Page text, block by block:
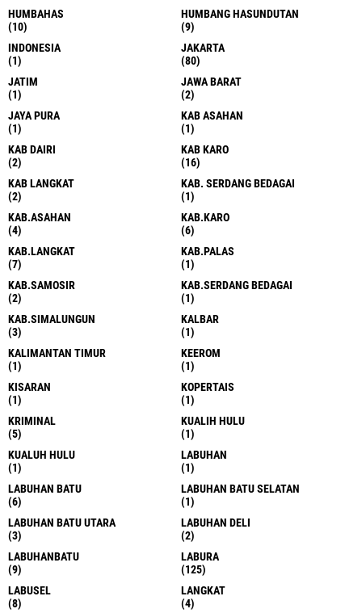
HUMBAHAS
(10)
HUMBANG HASUNDUTAN
(9)
INDONESIA
(1)
JAKARTA
(80)
JATIM
(1)
JAWA BARAT
(2)
JAYA PURA
(1)
KAB ASAHAN
(1)
KAB DAIRI
(2)
KAB KARO
(16)
KAB LANGKAT
(2)
KAB. SERDANG BEDAGAI
(1)
KAB.ASAHAN
(4)
KAB.KARO
(6)
KAB.LANGKAT
(7)
KAB.PALAS
(1)
KAB.SAMOSIR
(2)
KAB.SERDANG BEDAGAI
(1)
KAB.SIMALUNGUN
(3)
KALBAR
(1)
KALIMANTAN TIMUR
(1)
KEEROM
(1)
KISARAN
(1)
KOPERTAIS
(1)
KRIMINAL
(5)
KUALIH HULU
(1)
KUALUH HULU
(1)
LABUHAN
(1)
LABUHAN BATU
(6)
LABUHAN BATU SELATAN
(1)
LABUHAN BATU UTARA
(3)
LABUHAN DELI
(2)
LABUHANBATU
(9)
LABURA
(125)
LABUSEL
(8)
LANGKAT
(4)